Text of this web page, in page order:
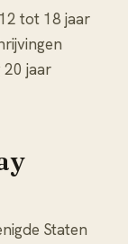
tot 18 jaar
20 jaar
Staten